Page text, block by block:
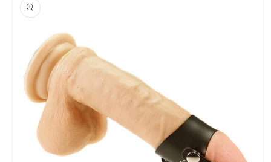
informação
do produto